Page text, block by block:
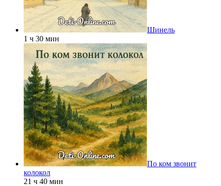
Шинель
1 ч 30 мин
По ком звонит
колокол
21 ч 40 мин